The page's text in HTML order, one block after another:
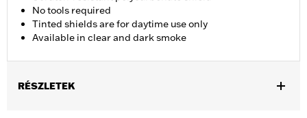
No tools required
Tinted shields are for daytime use only
Available in clear and dark smoke
RÉSZLETEK